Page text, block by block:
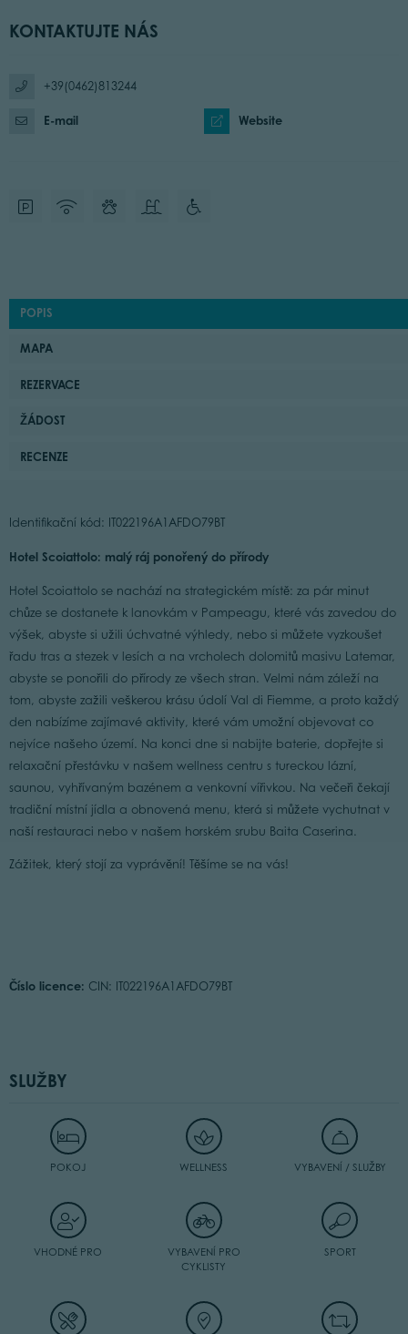
KONTAKTUJTE NÁS
+39(0462)813244
E-mail Website
POPIS
MAPA
REZERVACE
ŽÁDOST
RECENZE
Identifikační kód: IT022196A1AFDO79BT
Hotel Scoiattolo: malý ráj ponořený do přírody
Hotel Scoiattolo se nachází na strategickém místě: za pár minut
chůze se dostanete k lanovkám v Pampeagu, které vás zavedou do
výšek, abyste si užili úchvatné výhledy, nebo si můžete vyzkoušet
řadu tras a stezek v lesích a na vrcholech dolomitů masivu Latemar,
abyste se ponořili do přírody ze všech stran. Velmi nám záleží na
tom, abyste zažili veškerou krásu údolí Val di Fiemme, a proto každý
den nabízíme zajímavé aktivity, které vám umožní objevovat co
nejvíce našeho území. Na konci dne si nabijte baterie, dopřejte si
relaxační přestávku v našem wellness centru s tureckou lázní,
saunou, vyhřívaným bazénem a venkovní vířivkou. Na večeři čekají
tradiční místní jídla a obnovená menu, která si můžete vychutnat v
naší restauraci nebo v našem horském srubu Baita Caserina.
Zážitek, který stojí za vyprávění! Těšíme se na vás!
Číslo licence: CIN: IT022196A1AFDO79BT
SLUŽBY
POKOJ WELLNESS VYBAVENÍ / SLUŽBY
VHODNÉ PRO
VYBAVENÍ PRO
CYKLISTY
SPORT